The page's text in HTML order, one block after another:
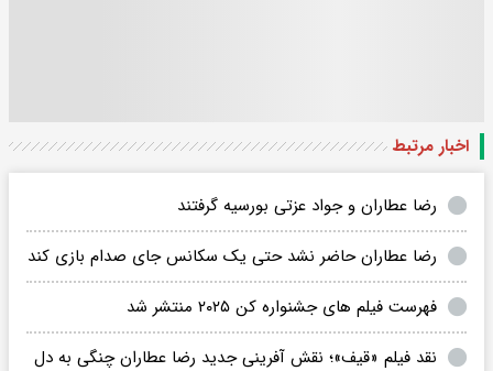
اخبار مرتبط
رضا عطاران و جواد عزتی بورسیه گرفتند
رضا عطاران حاضر نشد حتی یک سکانس جای صدام بازی کند
فهرست فیلم‌ های جشنواره کن ۲۰۲۵ منتشر شد
نقد فیلم «قیف»؛ نقش آفرینی جدید رضا عطاران چنگی به دل